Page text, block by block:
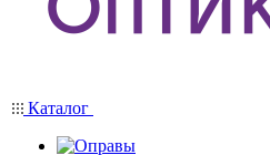
Каталог